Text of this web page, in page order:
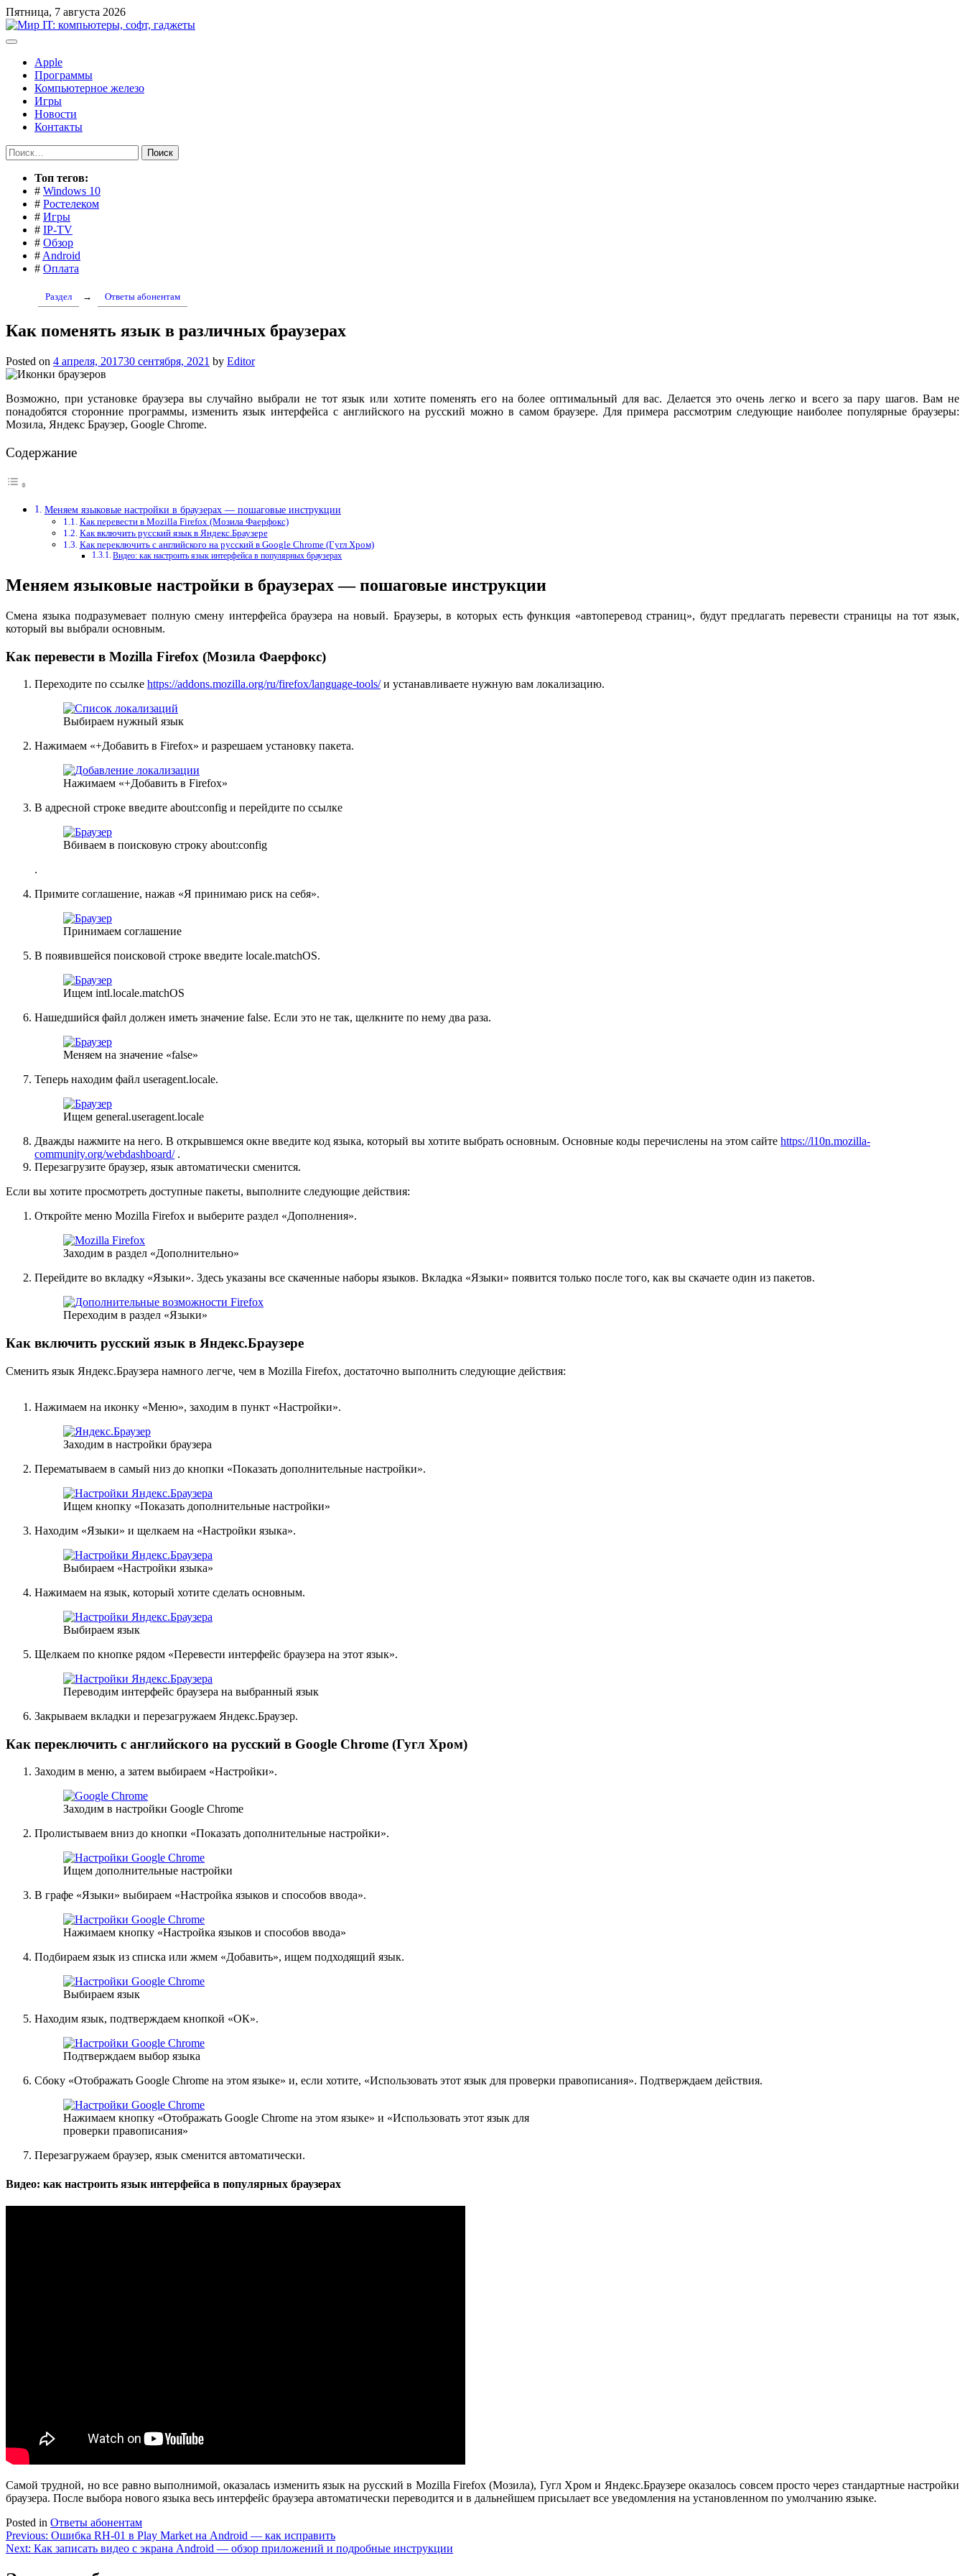
Перейти
к
содержимому
Пятница, 7 августа 2026
Apple
Программы
Компьютерное железо
Игры
Новости
Контакты
Найти:
Toп тегов:
# Windows 10
# Ростелеком
# Игры
# IP-TV
# Обзор
# Android
# Оплата
Раздел → Ответы абонентам
Как поменять язык в различных браузерах
Posted on 4 апреля, 201730 сентября, 2021 by Editor
Возможно, при установке браузера вы случайно выбрали не тот язык или хотите поменять его на более оптимальный для вас. Делается это очень легко и всего за пару шагов. Вам не
понадобятся сторонние программы, изменить язык интерфейса с английского на русский можно в самом браузере. Для примера рассмотрим следующие наиболее популярные браузеры:
Мозила, Яндекс Браузер, Google Chrome.
Содержание
Меняем языковые настройки в браузерах — пошаговые инструкции
Как перевести в Mozilla Firefox (Мозила Фаерфокс)
Как включить русский язык в Яндекс.Браузере
Как переключить с английского на русский в Google Chrome (Гугл Хром)
Видео: как настроить язык интерфейса в популярных браузерах
Меняем языковые настройки в браузерах — пошаговые инструкции
Смена языка подразумевает полную смену интерфейса браузера на новый. Браузеры, в которых есть функция «автоперевод страниц», будут предлагать перевести страницы на тот язык,
который вы выбрали основным.
Как перевести в Mozilla Firefox (Мозила Фаерфокс)
Переходите по ссылке https://addons.mozilla.org/ru/firefox/language-tools/и устанавливаете нужную вам локализацию.
Выбираем нужный язык
Нажимаем «+Добавить в Firefox» и разрешаем установку пакета.
Нажимаем «+Добавить в Firefox»
В адресной строке введите about:config и перейдите по ссылке
Вбиваем в поисковую строку about:config
.
Примите соглашение, нажав «Я принимаю риск на себя».
Принимаем соглашение
В появившейся поисковой строке введите locale.matchOS.
Ищем intl.locale.matchOS
Нашедшийся файл должен иметь значение false. Если это не так, щелкните по нему два раза.
Меняем на значение «false»
Теперь находим файл useragent.locale.
Ищем general.useragent.locale
Дважды нажмите на него. В открывшемся окне введите код языка, который вы хотите выбрать основным. Основные коды перечислены на этом сайте https://l10n.mozilla-
community.org/webdashboard/.
Перезагрузите браузер, язык автоматически сменится.
Если вы хотите просмотреть доступные пакеты, выполните следующие действия:
Откройте меню Mozilla Firefox и выберите раздел «Дополнения».
Заходим в раздел «Дополнительно»
Перейдите во вкладку «Языки». Здесь указаны все скаченные наборы языков. Вкладка «Языки» появится только после того, как вы скачаете один из пакетов.
Переходим в раздел «Языки»
Как включить русский язык в Яндекс.Браузере
Сменить язык Яндекс.Браузера намного легче, чем в Mozilla Firefox, достаточно выполнить следующие действия:
Нажимаем на иконку «Меню», заходим в пункт «Настройки».
Заходим в настройки браузера
Перематываем в самый низ до кнопки «Показать дополнительные настройки».
Ищем кнопку «Показать дополнительные настройки»
Находим «Языки» и щелкаем на «Настройки языка».
Выбираем «Настройки языка»
Нажимаем на язык, который хотите сделать основным.
Выбираем язык
Щелкаем по кнопке рядом «Перевести интерфейс браузера на этот язык».
Переводим интерфейс браузера на выбранный язык
Закрываем вкладки и перезагружаем Яндекс.Браузер.
Как переключить с английского на русский в Google Chrome (Гугл Хром)
Заходим в меню, а затем выбираем «Настройки».
Заходим в настройки Google Chrome
Пролистываем вниз до кнопки «Показать дополнительные настройки».
Ищем дополнительные настройки
В графе «Языки» выбираем «Настройка языков и способов ввода».
Нажимаем кнопку «Настройка языков и способов ввода»
Подбираем язык из списка или жмем «Добавить», ищем подходящий язык.
Выбираем язык
Находим язык, подтверждаем кнопкой «ОК».
Подтверждаем выбор языка
Сбоку «Отображать Google Chrome на этом языке» и, если хотите, «Использовать этот язык для проверки правописания». Подтверждаем действия.
Нажимаем кнопку «Отображать Google Chrome на этом языке» и «Использовать этот язык для
проверки правописания»
Перезагружаем браузер, язык сменится автоматически.
Видео: как настроить язык интерфейса в популярных браузерах
Самой трудной, но все равно выполнимой, оказалась изменить язык на русский в Mozilla Firefox (Мозила), Гугл Хром и Яндекс.Браузере оказалось совсем просто через стандартные настройки
браузера. После выбора нового языка весь интерфейс браузера автоматически переводится и в дальнейшем присылает все уведомления на установленном по умолчанию языке.
Posted in Ответы абонентам
Навигация
по
Previous: Ошибка RH-01 в Play Market на Android — как исправить
Next: Как записать видео с экрана Android — обзор приложений и подробные инструкции